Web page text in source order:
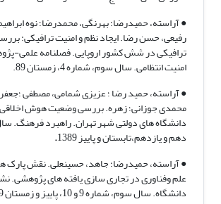
● آراسته، حمیدرضا؛ بهرنگی، محمدرضا؛ نوه
رفیعی، حسن رضا. ایجاد نظم و امنیت ترافیکی:
ترافیکی در شش کشور اروپایی. فصلنامه علمی-
امنیت انتظامی. سال سوم، شماره 4، زمستان 89.
● آراسته، حمید رضا ؛ عزیزی شمامی، مصطفی
محمدی جوزانی؛ زهره. بررسی وضعیت هوش
دانشگاه های دولتی شهر تهران. راهبرد فرهنگ.
دهم و یازدهم،تابستان و پاییز 1389
.
● آراسته، حمیدرضا؛ جاهد، حسینعلی. نقش پارک
علم وفناوری در تجاری سازی یافته های پژوهشی.
دانشگاه. سال سوم، شماره 9 و 10، پاییز و زمستان 89.